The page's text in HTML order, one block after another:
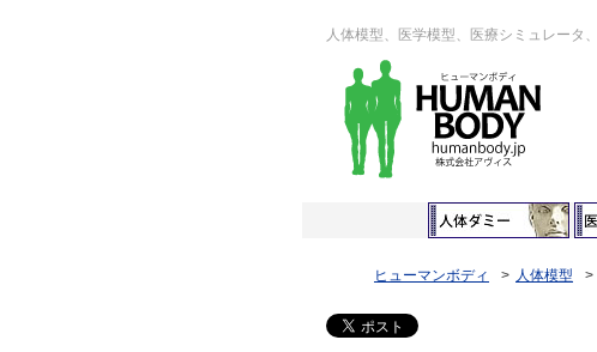
人体模型、医学模型、医療シミュレー
ヒューマンボディ 人体模型